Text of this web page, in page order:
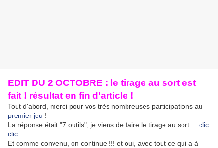
EDIT DU 2 OCTOBRE : le tirage au sort est
fait ! résultat en fin d'article !
Tout d'abord, merci pour vos très nombreuses participations au
premier jeu !
La réponse était "7 outils", je viens de faire le tirage au sort ... clic
clic
Et comme convenu, on continue !!! et oui, avec tout ce qui a à